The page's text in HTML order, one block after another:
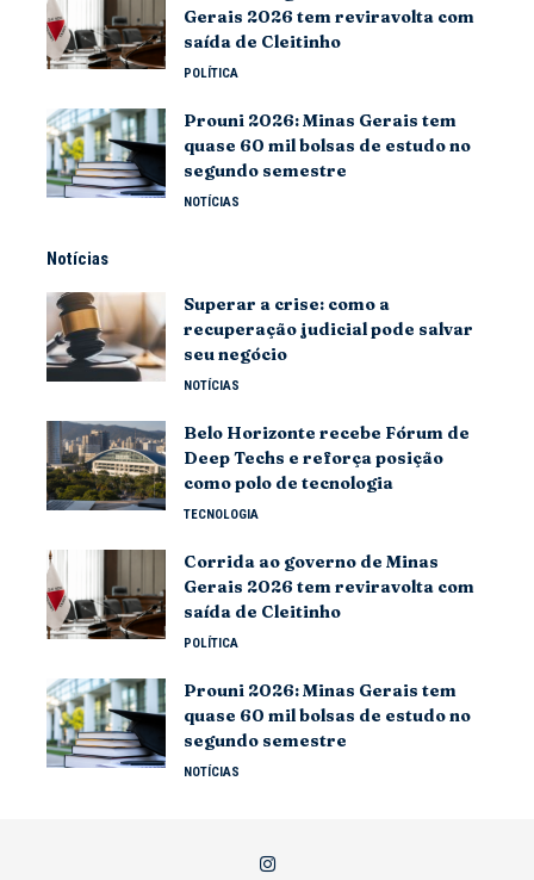
Gerais 2026 tem reviravolta com
saída de Cleitinho
POLÍTICA
Prouni 2026: Minas Gerais tem
quase 60 mil bolsas de estudo no
segundo semestre
NOTÍCIAS
Notícias
Superar a crise: como a
recuperação judicial pode salvar
seu negócio
NOTÍCIAS
Belo Horizonte recebe Fórum de
Deep Techs e reforça posição
como polo de tecnologia
TECNOLOGIA
Corrida ao governo de Minas
Gerais 2026 tem reviravolta com
saída de Cleitinho
POLÍTICA
Prouni 2026: Minas Gerais tem
quase 60 mil bolsas de estudo no
segundo semestre
NOTÍCIAS